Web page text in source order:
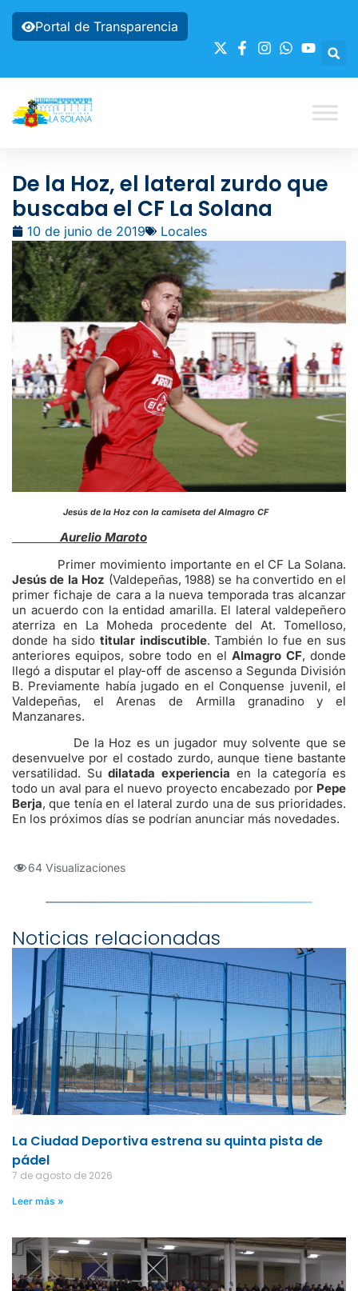
Portal de Transparencia
De la Hoz, el lateral zurdo que
buscaba el CF La Solana
10 de junio de 2019 Locales
Jesús de la Hoz con la camiseta del Almagro CF
Aurelio Maroto
Primer movimiento importante en el CF La Solana.
Jesús de la Hoz (Valdepeñas, 1988) se ha convertido en el
primer fichaje de cara a la nueva temporada tras alcanzar
un acuerdo con la entidad amarilla. El lateral valdepeñero
aterriza en La Moheda procedente del At. Tomelloso,
donde ha sido titular indiscutible. También lo fue en sus
anteriores equipos, sobre todo en el Almagro CF, donde
llegó a disputar el play-off de ascenso a Segunda División
B. Previamente había jugado en el Conquense juvenil, el
Valdepeñas, el Arenas de Armilla granadino y el
Manzanares.
De la Hoz es un jugador muy solvente que se
desenvuelve por el costado zurdo, aunque tiene bastante
versatilidad. Sudilatada experiencia en la categoría es
todo un aval para el nuevo proyecto encabezado porPepe
Berja, que tenía en el lateral zurdo una de sus prioridades.
En los próximos días se podrían anunciar más novedades.
64 Visualizaciones
Noticias relacionadas
La Ciudad Deportiva estrena su quinta pista de
pádel
7 de agosto de 2026
Leer más »